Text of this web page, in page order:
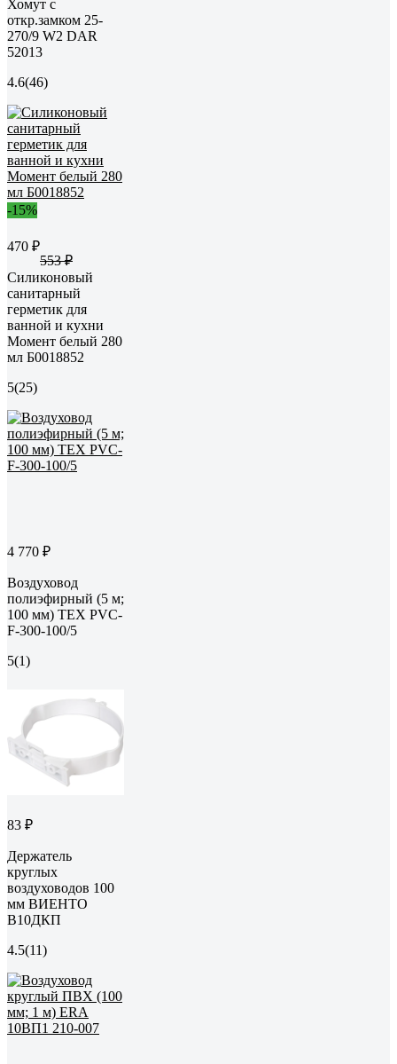
Хомут с
откр.замком 25-
270/9 W2 DAR
52013
4.6(46)
-15%
470 ₽
553 ₽
Силиконовый
санитарный
герметик для
ванной и кухни
Момент белый 280
мл Б0018852
5(25)
4 770 ₽
Воздуховод
полиэфирный (5 м;
100 мм) TEX PVC-
F-300-100/5
5(1)
83 ₽
Держатель
круглых
воздуховодов 100
мм ВИЕНТО
В10ДКП
4.5(11)